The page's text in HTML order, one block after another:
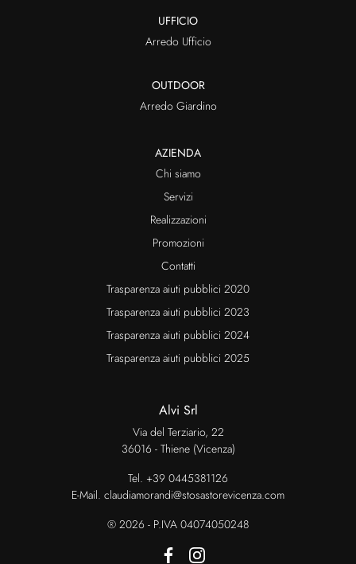
UFFICIO
Arredo Ufficio
OUTDOOR
Arredo Giardino
AZIENDA
Chi siamo
Servizi
Realizzazioni
Promozioni
Contatti
Trasparenza aiuti pubblici 2020
Trasparenza aiuti pubblici 2023
Trasparenza aiuti pubblici 2024
Trasparenza aiuti pubblici 2025
Alvi Srl
Via del Terziario, 22
36016 - Thiene (Vicenza)
Tel. +39 0445381126
E-Mail. claudiamorandi@stosastorevicenza.com
® 2026 - P.IVA 04074050248